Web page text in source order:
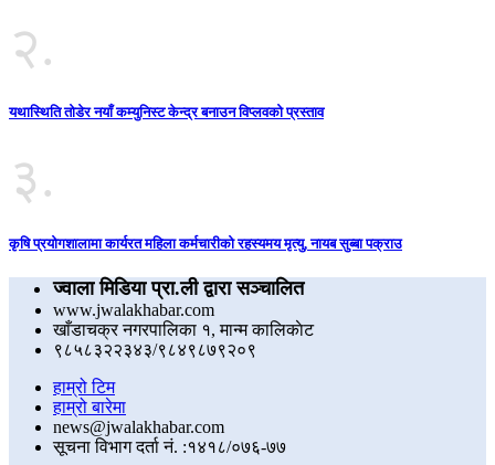
२.
यथास्थिति तोडेर नयाँ कम्युनिस्ट केन्द्र बनाउन विप्लवको प्रस्ताव
३.
कृषि प्रयोगशालामा कार्यरत महिला कर्मचारीको रहस्यमय मृत्यु, नायब सुब्बा पक्राउ
ज्वाला मिडिया प्रा.ली द्वारा सञ्चालित
www.jwalakhabar.com
खाँडाचक्र नगरपालिका १, मान्म कालिकाेट
९८५८३२२३४३/९८४९८७९२०९
हाम्रो टिम
हाम्रो बारेमा
news@jwalakhabar.com
सूचना विभाग दर्ता नं. :१४१८/०७६-७७